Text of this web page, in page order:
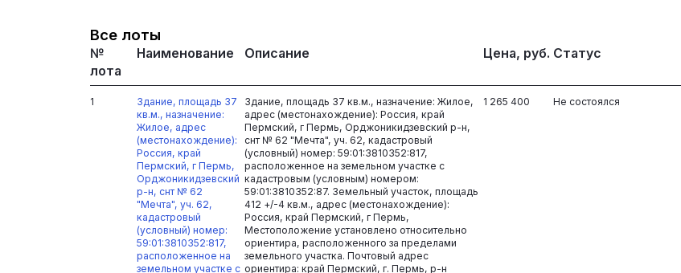
Все лоты
№
лота
Наименование Описание Цена, руб. Статус
1
Здание, площадь 37
кв.м., назначение:
Жилое, адрес
(местонахождение):
Россия, край
Пермский, г Пермь,
Орджоникидзевский
р-н, снт № 62
"Мечта", уч. 62,
кадастровый
(условный) номер:
59:01:3810352:817,
расположенное на
земельном участке с
Здание, площадь 37 кв.м., назначение: Жилое,
адрес (местонахождение): Россия, край
Пермский, г Пермь, Орджоникидзевский р-н,
снт № 62 "Мечта", уч. 62, кадастровый
(условный) номер: 59:01:3810352:817,
расположенное на земельном участке с
кадастровым (условным) номером:
59:01:3810352:87. Земельный участок, площадь
412 +/-4 кв.м., адрес (местонахождение):
Россия, край Пермский, г Пермь,
Местоположение установлено относительно
ориентира, расположенного за пределами
земельного участка. Почтовый адрес
ориентира: край Пермский, г. Пермь, р-н
1 265 400 Не состоялся